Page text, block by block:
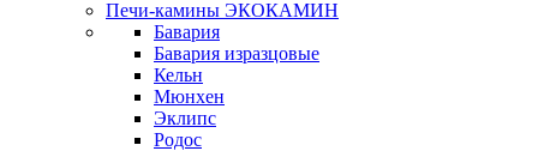
Печи-камины ЭКОКАМИН
Бавария
Бавария изразцовые
Кельн
Мюнхен
Эклипс
Родос